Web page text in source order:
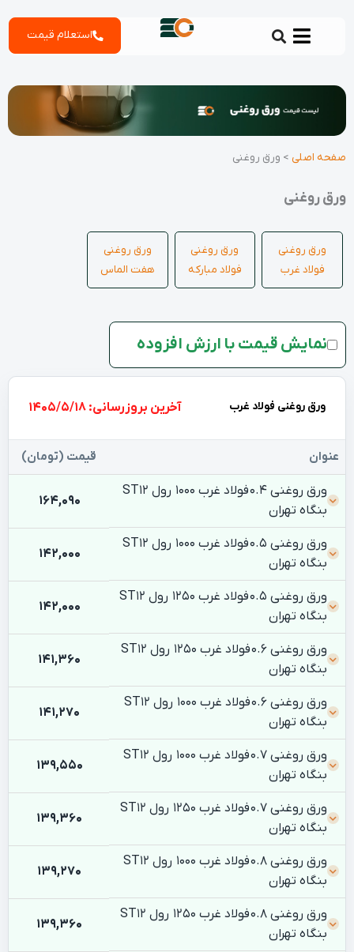
استعلام قیمت
صفحه اصلی > ورق روغنی
ورق روغنی
ورق روغنی
فولاد غرب
ورق روغنی
فولاد مبارکه
ورق روغنی
هفت الماس
نمایش قیمت با ارزش افزوده
ورق روغنی فولاد غرب بروزرسانی: 1405/5/18
عنوان قیمت (تومان)
ورق روغنی 0.4 فولاد غرب 1000 رول ST12
بنگاه تهران
164,090
ورق روغنی 0.5 فولاد غرب 1000 رول ST12
بنگاه تهران
142,000
ورق روغنی 0.5 فولاد غرب 1250 رول ST12
بنگاه تهران
142,000
ورق روغنی 0.6 فولاد غرب 1250 رول ST12
بنگاه تهران
141,360
ورق روغنی 0.6 فولاد غرب 1000 رول ST12
بنگاه تهران
141,270
ورق روغنی 0.7 فولاد غرب 1000 رول ST12
بنگاه تهران
139,550
ورق روغنی 0.7 فولاد غرب 1250 رول ST12
بنگاه تهران
139,360
ورق روغنی 0.8 فولاد غرب 1000 رول ST12
بنگاه تهران
139,270
ورق روغنی 0.8 فولاد غرب 1250 رول ST12
بنگاه تهران
139,360